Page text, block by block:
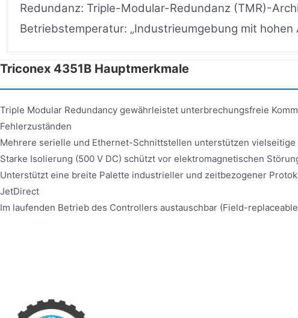
Redundanz: Triple-Modular-Redundanz (TMR)-
Betriebstemperatur: „Industrieumgebung mit hohen
Triconex 4351B Hauptmerkmale
Triple Modular Redundancy gewährleistet unterbrechungsfreie
Fehlerzuständen
Mehrere serielle und Ethernet-Schnittstellen unterstützen
Starke Isolierung (500 V DC) schützt vor elektromagnetischen
Unterstützt eine breite Palette industrieller und zeitbezogener
JetDirect
Im laufenden Betrieb des Controllers austauschbar (Field-